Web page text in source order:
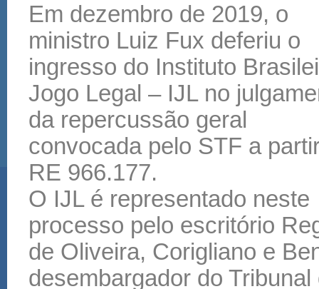
Em dezembro de 2019, o
ministro Luiz Fux deferiu o
ingresso do Instituto
Jogo Legal – IJL no
da repercussão geral
convocada pelo STF a
RE 966.177.
O IJL é representado neste
processo pelo escritório
de Oliveira, Corigliano e
desembargador do